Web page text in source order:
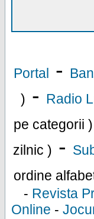
Portal -
) - Radio
pe categorii )
zilnic ) -
ordine
- Revista
Online -